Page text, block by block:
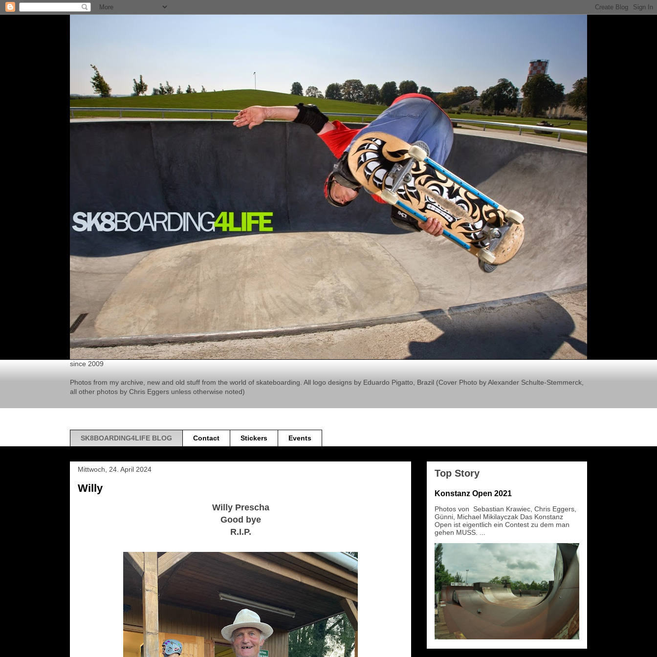
since 2009
Photos from my archive, new and old stuff from the world of skateboarding. All logo designs by Eduardo Pigatto, Brazil (Cover Photo by Alexander Schulte-Stemmerck,
all other photos by Chris Eggers unless otherwise noted)
SK8BOARDING4LIFE BLOG Contact Stickers Events
Mittwoch, 24. April 2024
Willy
Willy Prescha
Good bye
R.I.P.
Top Story
Konstanz Open 2021
Photos von Sebastian Krawiec, Chris Eggers,
Günni, Michael Mikilayczak Das Konstanz
Open ist eigentlich ein Contest zu dem man
gehen MUSS. ...